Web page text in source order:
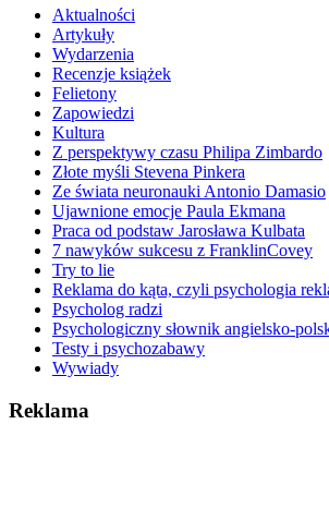
Aktualności
Artykuły
Wydarzenia
Recenzje książek
Felietony
Zapowiedzi
Kultura
Z perspektywy czasu Philipa Zimbardo
Złote myśli Stevena Pinkera
Ze świata neuronauki Antonio Damasio
Ujawnione emocje Paula Ekmana
Praca od podstaw Jarosława Kulbata
7 nawyków sukcesu z FranklinCovey
Try to lie
Reklama do kąta, czyli psychologia
Psycholog radzi
Psychologiczny słownik angielsko-
Testy i psychozabawy
Wywiady
Reklama